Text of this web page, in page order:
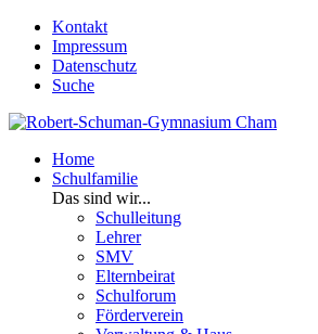
Kontakt
Impressum
Datenschutz
Suche
Home
Schulfamilie
Das sind wir...
Schulleitung
Lehrer
SMV
Elternbeirat
Schulforum
Förderverein